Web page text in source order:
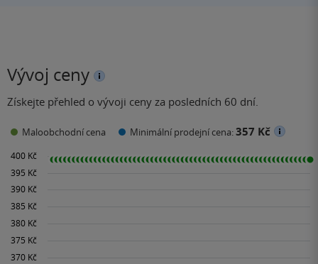
Vývoj ceny
Získejte přehled o vývoji ceny za posledních 60 dní.
Maloobchodní cena Minimální prodejní cena:357 Kč